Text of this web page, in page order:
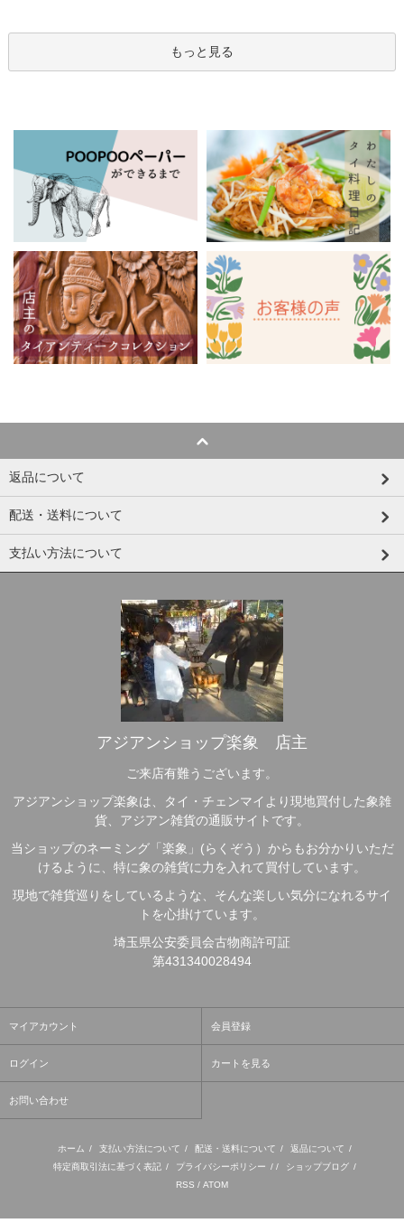
もっと見る
返品について
配送・送料について
支払い方法について
アジアンショップ楽象 店主
ご来店有難うございます。
アジアンショップ楽象は、タイ・チェンマイより現地買付した象雑
貨、アジアン雑貨の通販サイトです。
当ショップのネーミング「楽象」(らくぞう）からもお分かりいただ
けるように、特に象の雑貨に力を入れて買付しています。
現地で雑貨巡りをしているような、そんな楽しい気分になれるサイ
トを心掛けています。
埼玉県公安委員会古物商許可証
第431340028494
マイアカウント 会員登録
ログイン カートを見る
お問い合わせ
ホーム / 支払い方法について / 配送・送料について / 返品について /
特定商取引法に基づく表記 / プライバシーポリシー / / ショップブログ /
RSS / ATOM